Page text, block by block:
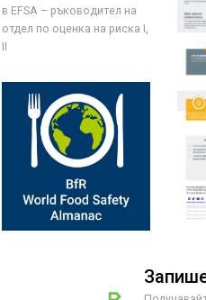
в EFSA – ръководител на
отдел по оценка на риска I,
II